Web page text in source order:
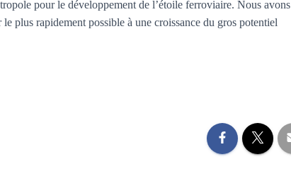
pour le développement de l’étoile ferroviaire. Nous avons
plus rapidement possible à une croissance du gros potentiel